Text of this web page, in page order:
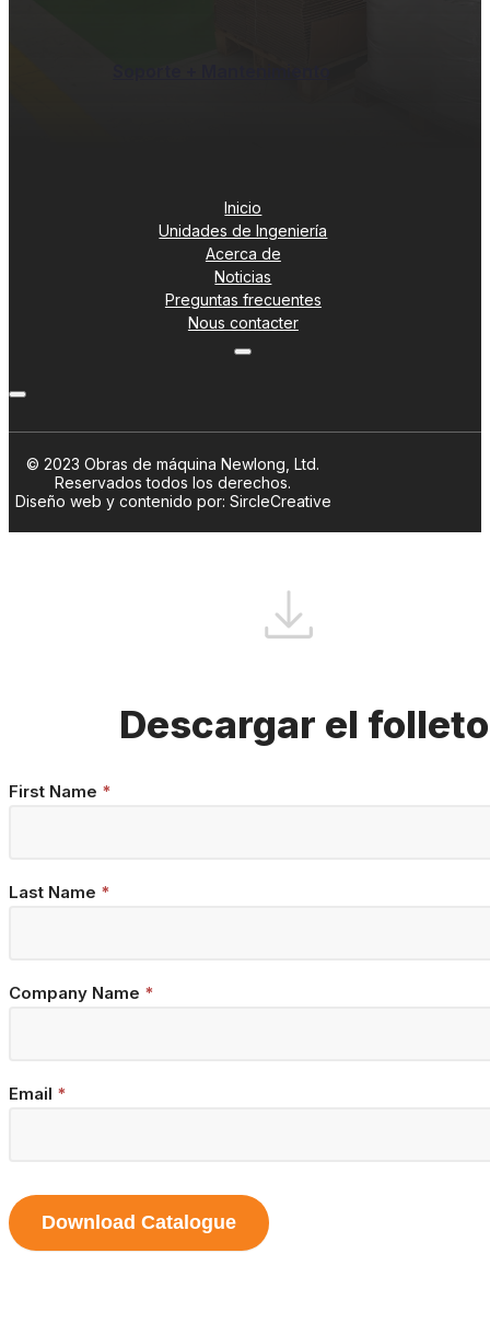
Inicio
Unidades de Ingeniería
Acerca de
Noticias
Preguntas frecuentes
Nous contacter
© 2023 Obras de máquina Newlong, Ltd.
Reservados todos los derechos.
Diseño web y contenido por: SircleCreative
Descargar el folleto
Brochure
First Name *
Last Name *
Company Name *
Email *
Download Catalogue